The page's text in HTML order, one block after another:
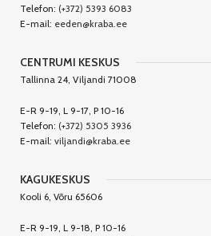
Telefon: (+372) 5393 6083
E-mail: eeden@kraba.ee
CENTRUMI KESKUS
Tallinna 24, Viljandi 71008
E-R 9-19, L 9-17, P 10-16
Telefon: (+372) 5305 3936
E-mail: viljandi@kraba.ee
KAGUKESKUS
Kooli 6, Võru 65606
E-R 9-19, L 9-18, P 10-16